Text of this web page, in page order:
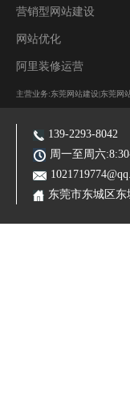
营销型网站建设
网站优化
阿里装修运营
主营业务:东莞网站建设|东莞网
139-2293-8042
周一至周六
东莞市东城区